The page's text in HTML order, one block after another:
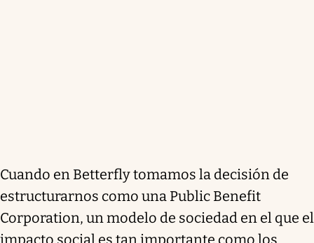
Cuando en Betterfly tomamos la decisión de
estructurarnos como una Public Benefit
Corporation, un modelo de sociedad en el que el
impacto social es tan importante como los